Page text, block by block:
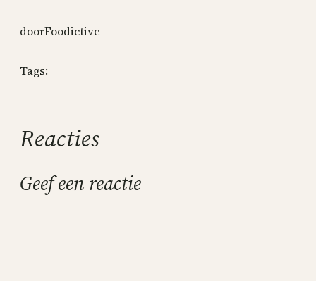
doorFoodictive
Tags:
Reacties
Geef een reactie